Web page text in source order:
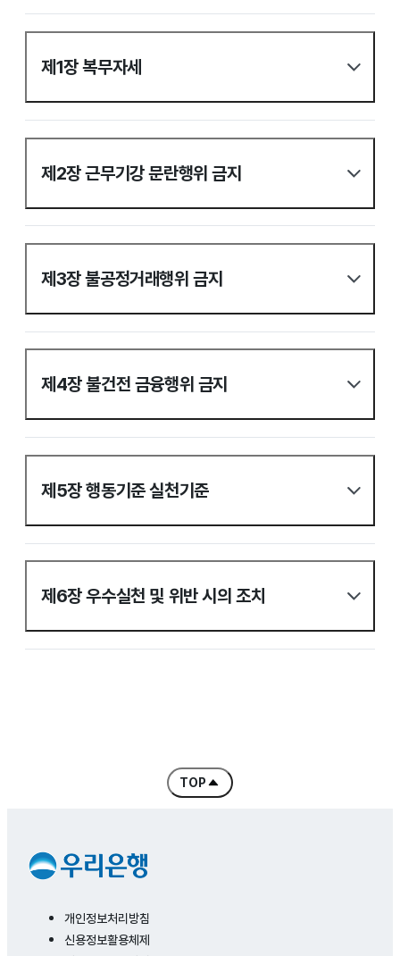
제1장 복무자세
제2장 근무기강 문란행위 금지
제3장 불공정거래행위 금지
제4장 불건전 금융행위 금지
제5장 행동기준 실천기준
제6장 우수실천 및 위반 시의 조치
TOP
콘텐츠 처음으로 바로 가기
개인정보처리방침
신용정보활용체제